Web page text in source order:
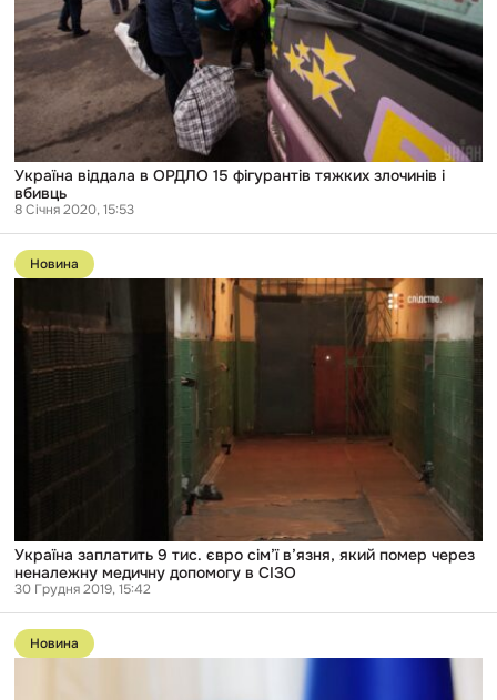
вбивць
Україна віддала в ОРДЛО 15 фігурантів тяжких злочинів і
вбивць
8 Січня 2020, 15:53
Перейти
до
публікації
заплатить
євро
який
через
СІЗО
Новина
Україна заплатить 9 тис. євро сім’ї в’язня, який помер через
неналежну медичну допомогу в СІЗО
30 Грудня 2019, 15:42
Перейти
до
публікації
Новина